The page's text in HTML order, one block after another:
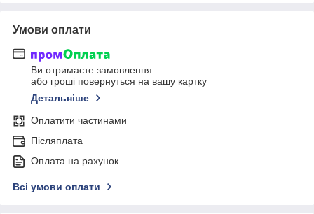
Умови оплати
Ви отримаєте замовлення
або гроші повернуться на вашу картку
Детальніше
Оплатити частинами
Післяплата
Оплата на рахунок
Всі умови оплати